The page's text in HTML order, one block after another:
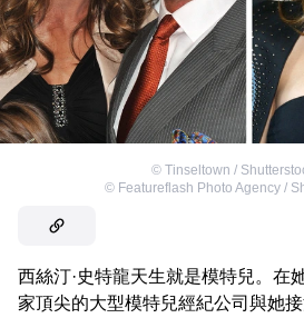
© Tinseltown /
© Featureflash Photo Agency /
西絲汀·史特龍天生就是模特兒。在
家頂尖的大型模特兒經紀公司與她